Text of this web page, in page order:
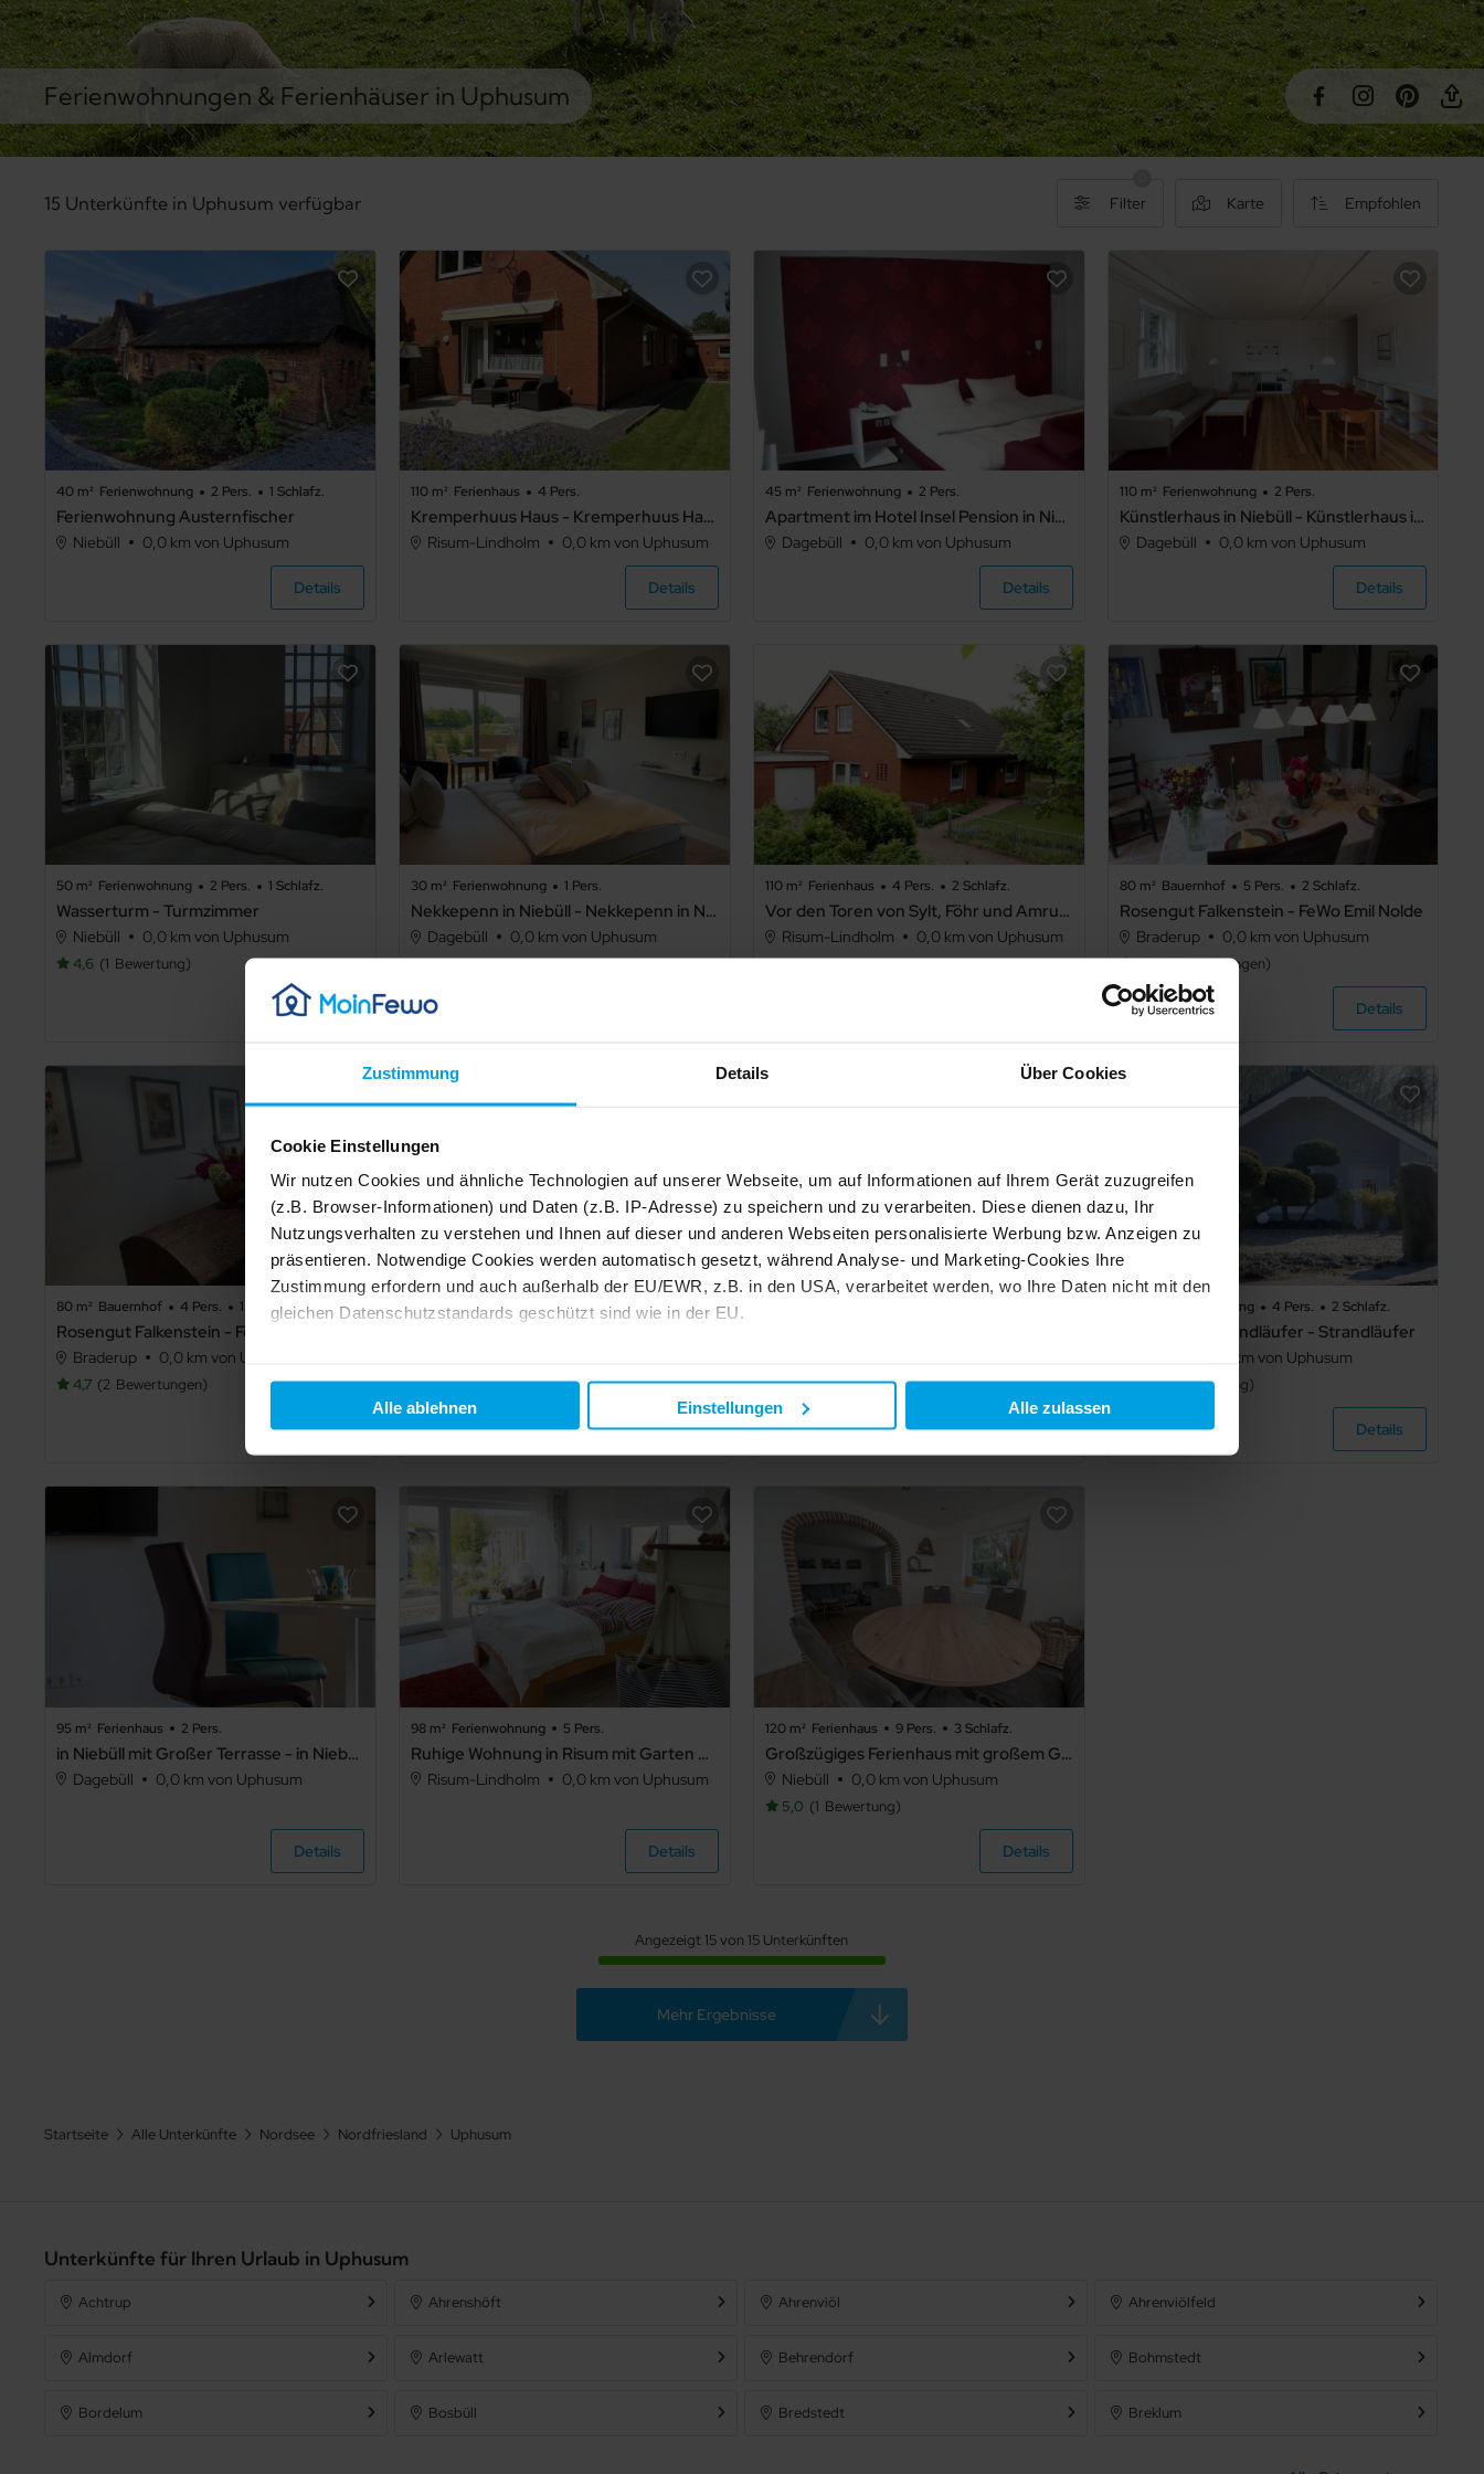
Zustimmung Details Über Cookies
Cookie Einstellungen
Wir nutzen Cookies und ähnliche Technologien auf unserer Webseite, um auf Informationen auf Ihrem Gerät zuzugreifen
(z.B. Browser-Informationen) und Daten (z.B. IP-Adresse) zu speichern und zu verarbeiten. Diese dienen dazu, Ihr
Nutzungsverhalten zu verstehen und Ihnen auf dieser und anderen Webseiten personalisierte Werbung bzw. Anzeigen zu
präsentieren. Notwendige Cookies werden automatisch gesetzt, während Analyse- und Marketing-Cookies Ihre
Zustimmung erfordern und auch außerhalb der EU/EWR, z.B. in den USA, verarbeitet werden, wo Ihre Daten nicht mit den
gleichen Datenschutzstandards geschützt sind wie in der EU.
Alle ablehnen Einstellungen Alle zulassen
Ferienwohnungen & Ferienhäuser in Uphusum
15 Unterkünfte in Uphusum verfügbar Filter Karte Empfohlen
40 m² Ferienwohnung 2 Pers. 1 Schlafz.
Ferienwohnung Austernfischer
Niebüll 0,0 km von Uphusum
Details
110 m² Ferienhaus 4 Pers.
Kremperhuus Haus - Kremperhuus Haus .1
Risum-Lindholm 0,0 km von Uphusum
Details
45 m² Ferienwohnung 2 Pers.
Apartment im Hotel Insel Pension in Niebüll - Apartment im Hotel Insel Pension in Niebüll .1
Dagebüll 0,0 km von Uphusum
Details
110 m² Ferienwohnung 2 Pers.
Künstlerhaus in Niebüll - Künstlerhaus in Niebüll .1
Dagebüll 0,0 km von Uphusum
Details
50 m² Ferienwohnung 2 Pers. 1 Schlafz.
Wasserturm - Turmzimmer
Niebüll 0,0 km von Uphusum
4,6 1 Bewertung
Details
30 m² Ferienwohnung 1 Pers.
Nekkepenn in Niebüll - Nekkepenn in Niebüll .1
Dagebüll 0,0 km von Uphusum
110 m² Ferienhaus 4 Pers. 2 Schlafz.
Vor den Toren von Sylt, Föhr und Amrum: Kremperhuus
Risum-Lindholm 0,0 km von Uphusum
80 m² Bauernhof 5 Pers. 2 Schlafz.
Rosengut Falkenstein - FeWo Emil Nolde
Braderup 0,0 km von Uphusum
4,7 2 Bewertungen
Details
80 m² Bauernhof 4 Pers. 1 Schlafz.
Braderup 0,0 km von Uphusum
4,7 2 Bewertungen
Details
140 m² Ferienhaus 8 Pers. 3 Schlafz.
5,0 2 Bewertungen
Details
4,8 3 Bewertungen
Details
Ferienwohnung 4 Pers. 2 Schlafz.
Ferienhaus Strandläufer - Strandläufer
0,0 km von Uphusum
4,6 1 Bewertung
Details
95 m² Ferienhaus 2 Pers.
in Niebüll mit Großer Terrasse - in Niebüll mit Großer Terrasse .1
Dagebüll 0,0 km von Uphusum
Details
98 m² Ferienwohnung 5 Pers.
Ruhige Wohnung in Risum mit Garten und Terrasse - Ruhige Wohnung in Risum mit Garten und Terrasse .1
Risum-Lindholm 0,0 km von Uphusum
Details
120 m² Ferienhaus 9 Pers. 3 Schlafz.
Großzügiges Ferienhaus mit großem Garten in Alleinlage - NIB-831 - Großzügiges Ferienhaus in Alleinlage (HT)
Niebüll 0,0 km von Uphusum
5,0 1 Bewertung
Details
Angezeigt 15 von 15 Unterkünften
Mehr Ergebnisse
Startseite Alle Unterkünfte Nordsee Nordfriesland Uphusum
Unterkünfte für Ihren Urlaub in Uphusum
Achtrup Ahrenshöft Ahrenviöl Ahrenviölfeld
Almdorf Arlewatt Behrendorf Bohmstedt
Bordelum Bosbüll Bredstedt Breklum